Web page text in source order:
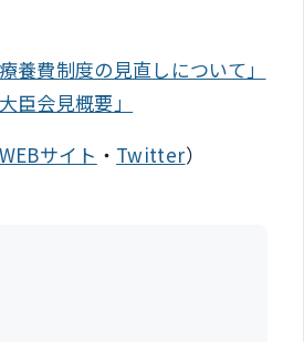
療養費制度の見直しについて」
臣会見概要」
WEBサイト ・ Twitter）